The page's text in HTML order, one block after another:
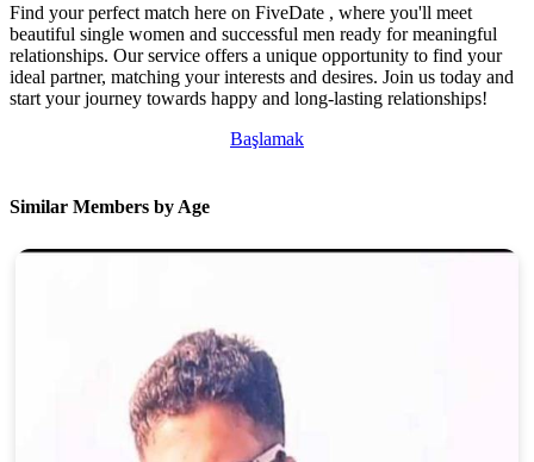
Find your perfect match here on FiveDate , where you'll meet
beautiful single women and successful men ready for meaningful
relationships. Our service offers a unique opportunity to find your
ideal partner, matching your interests and desires. Join us today and
start your journey towards happy and long-lasting relationships!
Başlamak
Similar Members by Age